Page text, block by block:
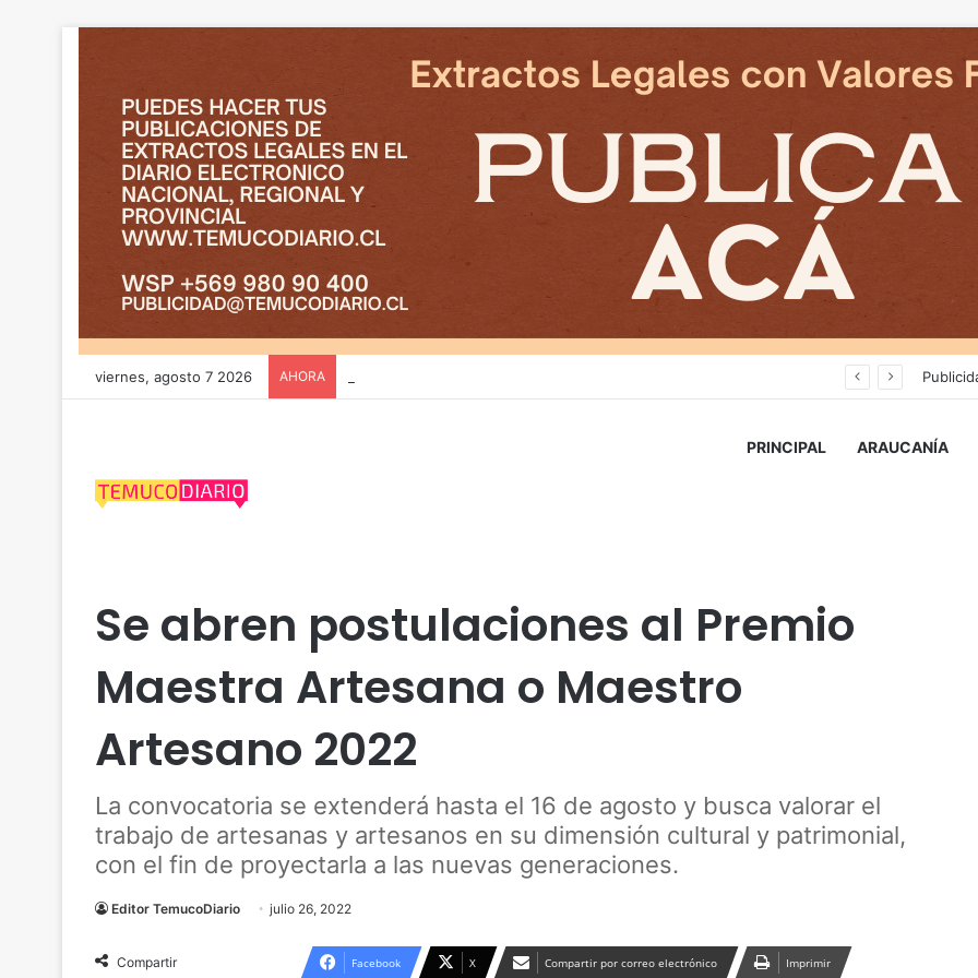
viernes, agosto 7 2026 AHORA
PRINCIPAL ARAUCANÍA
Se abren postulaciones al Premio
Maestra Artesana o Maestro
Artesano 2022
La convocatoria se extenderá hasta el 16 de agosto y busca valorar el
trabajo de artesanas y artesanos en su dimensión cultural y patrimonial,
con el fin de proyectarla a las nuevas generaciones.
Editor TemucoDiario julio 26, 2022
Compartir Facebook X Compartir por correo electrónico Imprimir